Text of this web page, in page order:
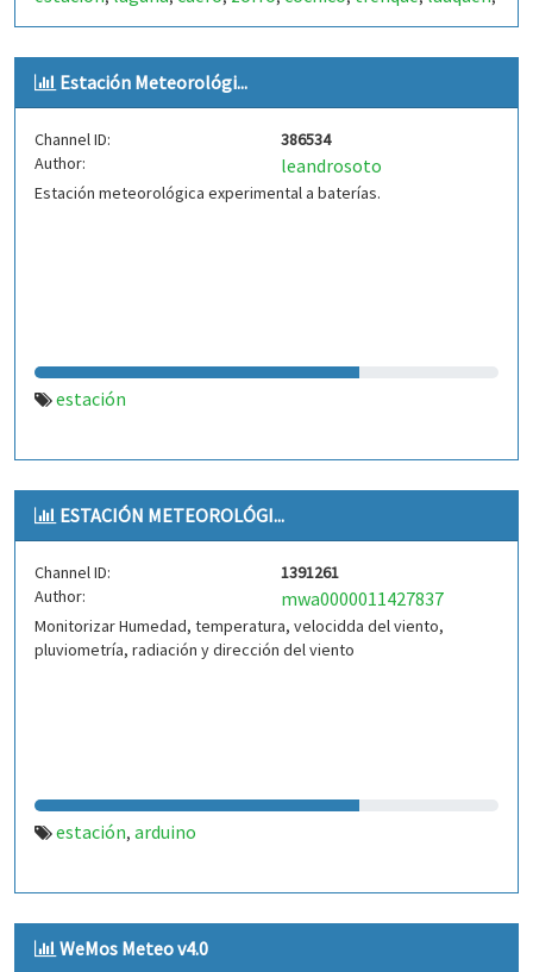
cordero,eolo
Estación Meteorológi...
Channel ID:
386534
Author:
leandrosoto
Estación meteorológica experimental a baterías.
estación
ESTACIÓN METEOROLÓGI...
Channel ID:
1391261
Author:
mwa0000011427837
Monitorizar Humedad, temperatura, velocidda del viento,
pluviometría, radiación y dirección del viento
estación, arduino
WeMos Meteo v4.0